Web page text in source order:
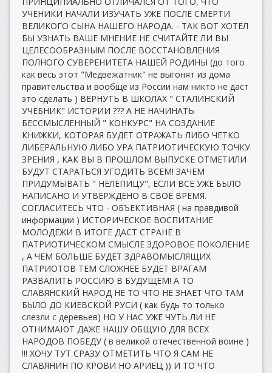
УЧЕНИКИ НАЧАЛИ ИЗУЧАТЬ УЖЕ ПОСЛЕ СМЕРТИ
ВЕЛИКОГО СЫНА НАШЕГО НАРОДА. - ТАК ВОТ ХОТЕЛ
БЫ УЗНАТЬ ВАШЕ МНЕНИЕ НЕ СЧИТАЙТЕ ЛИ ВЫ
ЦЕЛЕСООБРАЗНЫМ ПОСЛЕ ВОССТАНОВЛЕНИЯ
ПОЛНОГО СУВЕРЕНИТЕТА НАШЕЙ РОДИНЫ (до того
как весь этот "Медвежатник" не выгонят из дома
правительства и вообще из России нам никто не даст
это сделать ) ВЕРНУТЬ В ШКОЛАХ " СТАЛИНСКИЙ
УЧЕБНИК" ИСТОРИИ ??? А НЕ НАЧИНАТЬ
БЕССМЫСЛЕННЫЙ " КОНКУРС" НА СОЗДАНИЕ
КНИЖКИ, КОТОРАЯ БУДЕТ ОТРАЖАТЬ ЛИБО ЧЕТКО
ЛИБЕРАЛЬНУЮ ЛИБО УРА ПАТРИОТИЧЕСКУЮ ТОЧКУ
ЗРЕНИЯ , КАК ВЫ В ПРОШЛОМ ВЫПУСКЕ ОТМЕТИЛИ
БУДУТ СТАРАТЬСЯ УГОДИТЬ ВСЕМ! ЗАЧЕМ
ПРИДУМЫВАТЬ " НЕЛЕПИЦУ", ЕСЛИ ВСЕ УЖЕ БЫЛО
НАПИСАНО И УТВЕРЖДЕНО В СВОЕ ВРЕМЯ.
СОГЛАСИТЕСЬ ЧТО - ОБЪЕКТИВНАЯ ( на правдивой
информации ) ИСТОРИЧЕСКОЕ ВОСПИТАНИЕ
МОЛОДЕЖИ В ИТОГЕ ДАСТ СТРАНЕ В
ПАТРИОТИЧЕСКОМ СМЫСЛЕ ЗДОРОВОЕ ПОКОЛЕНИЕ
, А ЧЕМ БОЛЬШЕ БУДЕТ ЗДРАВОМЫСЛЯЩИХ
ПАТРИОТОВ ТЕМ СЛОЖНЕЕ БУДЕТ ВРАГАМ
РАЗВАЛИТЬ РОССИЮ В БУДУЩЕМ! А ТО
СЛАВЯНСКИЙ НАРОД НЕ ТО ЧТО НЕ ЗНАЕТ ЧТО ТАМ
БЫЛО ДО КИЕВСКОЙ РУСИ ( как будь то только
слезли с деревьев) НО У НАС УЖЕ ЧУТЬ ЛИ НЕ
ОТНИМАЮТ ДАЖЕ НАШУ ОБЩУЮ ДЛЯ ВСЕХ
НАРОДОВ ПОБЕДУ ( в великой отечественной воине )
!!! ХОЧУ ТУТ СРАЗУ ОТМЕТИТЬ ЧТО Я САМ НЕ
СЛАВЯНИН ПО КРОВИ НО АРИЕЦ )) И ТО ЧТО